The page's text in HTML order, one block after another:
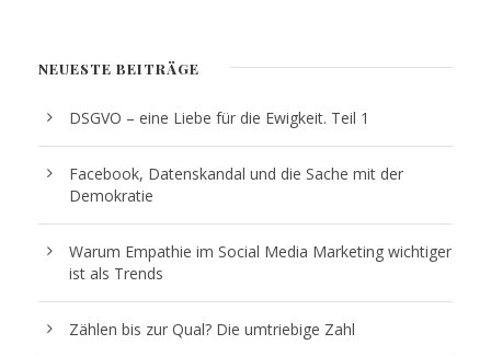
NEUESTE BEITRÄGE
DSGVO – eine Liebe für die Ewigkeit. Teil 1
Facebook, Datenskandal und die Sache mit der
Demokratie
Warum Empathie im Social Media Marketing wichtiger
ist als Trends
Zählen bis zur Qual? Die umtriebige Zahl